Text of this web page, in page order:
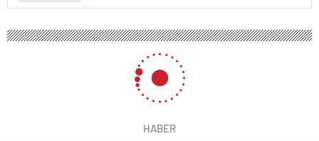
Cumhurbaşkanı Yardımcısı Cevdet
Yılmaz: Ankara’yı Türkiye Yüzyılı’na